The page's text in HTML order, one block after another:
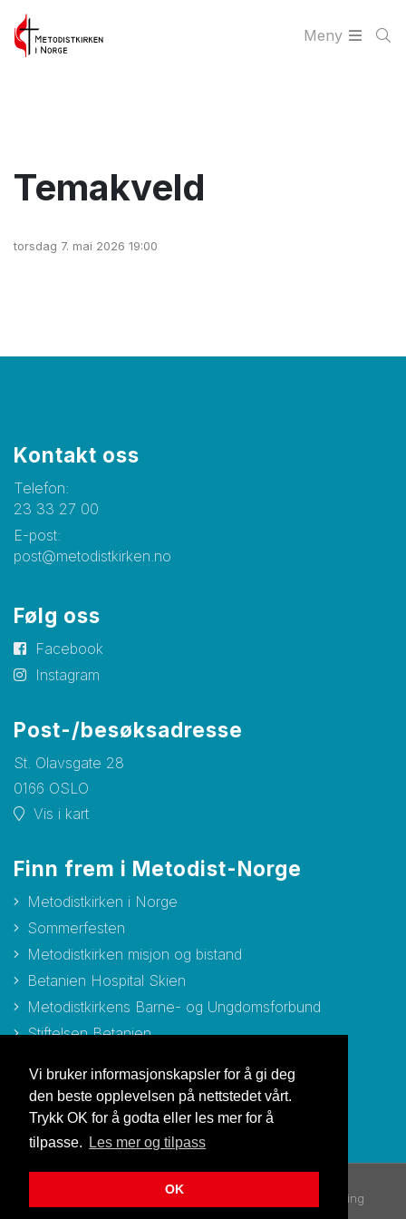
Vi bruker informasjonskapsler for å gi deg
den beste opplevelsen på nettstedet vårt.
Trykk OK for å godta eller les mer for å
tilpasse.
Les mer og tilpass
OK
Meny
Temakveld
torsdag 7. mai 2026 19:00
Kontakt oss
Telefon:
23 33 27 00
E-post:
post@metodistkirken.no
Følg oss
Facebook
Instagram
Post-/besøksadresse
St. Olavsgate 28
0166 OSLO
Vis i kart
Finn frem i Metodist-Norge
Metodistkirken i Norge
Sommerfesten
Metodistkirken misjon og bistand
Betanien Hospital Skien
Metodistkirkens Barne- og Ungdomsforbund
Stiftelsen Betanien
Personvernerklæring